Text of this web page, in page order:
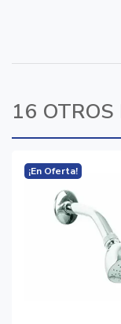
16
¡En Oferta!